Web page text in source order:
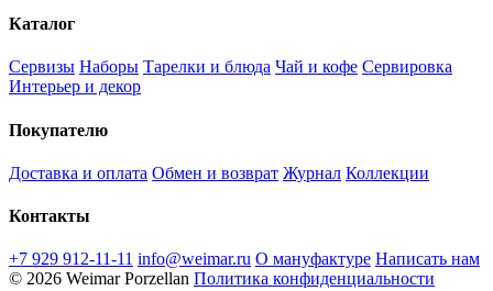
Каталог
Сервизы Наборы Тарелки и блюда Чай и кофе Сервировка
Интерьер и декор
Покупателю
Доставка и оплата Обмен и возврат Журнал Коллекции
Контакты
+7 929 912-11-11 info@weimar.ru О мануфактуре Написать нам
© 2026 Weimar Porzellan Политика конфиденциальности